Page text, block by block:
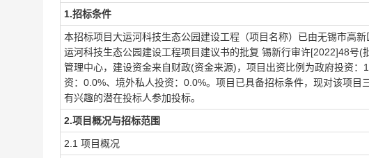
1.招标条件
本招标项目大运河科技生态公园建设工程 （项目名称）已由无锡市高新
运河科技生态公园建设工程项目建议书的批复 锡新行审许[2022]48号(
管理中心，建设资金来自财政(资金来源)，项目出资比例为政府投资：
资：0.0%、境外私人投资：0.0%。项目已具备招标条件，现对该项目
有兴趣的潜在投标人参加投标。
2.项目概况与招标范围
2.1 项目概况